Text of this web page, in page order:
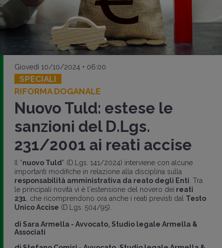
Giovedì 10/10/2024 • 06:00
SPECIALI
RIFORMA DOGANALE
Nuovo Tuld: estese le
sanzioni del D.Lgs.
231/2001 ai reati accise
Il “nuovo Tuld ” (D.Lgs. 141/2024) interviene con alcune
importanti modifiche in relazione alla disciplina sulla
responsabilità amministrativa da reato degli Enti . Tra
le principali novità vi è l'estensione del novero dei reati
231 , che ricomprendono ora anche i reati previsti dal Testo
Unico Accise (D.Lgs. 504/95).
di Sara Armella - Avvocato, Studio legale Armella &
Associati